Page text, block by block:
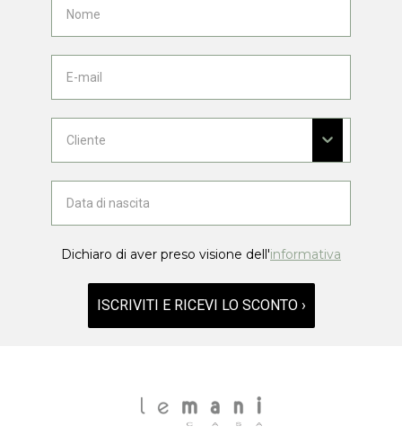
Dichiaro di aver preso visione dell'informativa
ISCRIVITI E RICEVI LO SCONTO ›